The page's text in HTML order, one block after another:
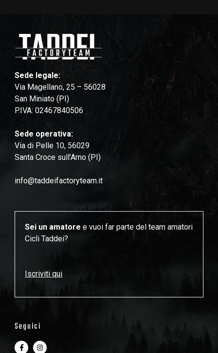
Sede legale:
Via Magellano, 25 – 56028
San Miniato (PI)
P.IVA: 02467840506
Sede operativa:
Via di Pelle 10, 56029
Santa Croce sull’Arno (PI)
info@taddeifactoryteam.it
Sei un amatore e vuoi far parte del team amatori
Cicli Taddei?
Iscriviti qui
Seguici